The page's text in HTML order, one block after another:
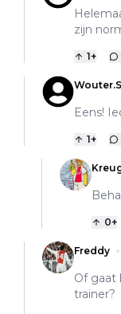
zijn
1+
Wouter.S
Eens!
1+
0+
Freddy
Of gaat
trainer?